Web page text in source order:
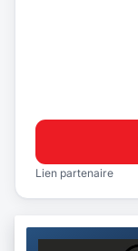
Lien partenaire